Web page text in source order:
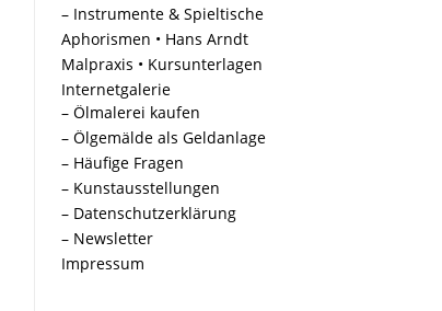
– Instrumente & Spieltische
Aphorismen • Hans Arndt
Malpraxis • Kursunterlagen
Internetgalerie
– Ölmalerei kaufen
– Ölgemälde als Geldanlage
– Häufige Fragen
– Kunstausstellungen
– Datenschutzerklärung
– Newsletter
Impressum